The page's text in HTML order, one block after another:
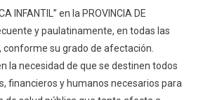
INFANTIL” en la PROVINCIA DE
y paulatinamente, en todas las
conforme su grado de afectación.
la necesidad de que se destinen todos
financieros y humanos necesarios para